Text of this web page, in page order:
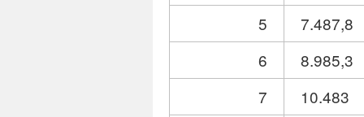
5
7.487,8
6
8.985,3
7
10.483